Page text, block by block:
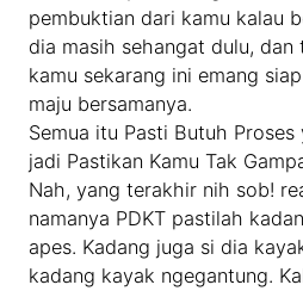
pembuktian dari kamu kalau
dia masih sehangat dulu,
kamu sekarang ini emang
maju bersamanya.
Semua itu Pasti Butuh
jadi Pastikan Kamu Tak
Nah, yang terakhir nih sob!
namanya PDKT pastilah
apes. Kadang juga si dia
kadang kayak ngegantung.